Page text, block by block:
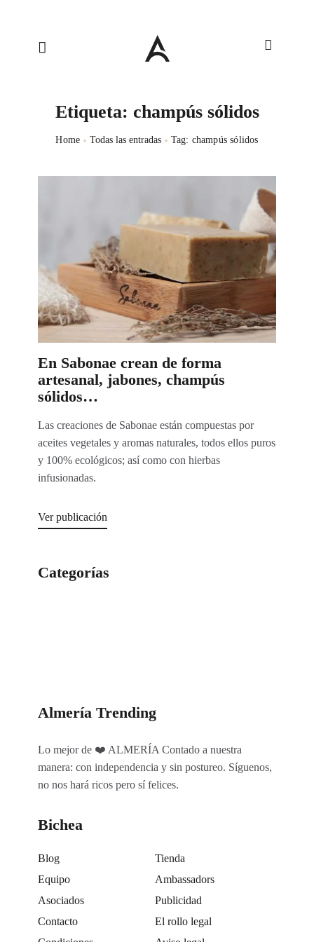
Etiqueta: champús sólidos
Home Todas las entradas Tag: champús sólidos
En Sabonae crean de forma
artesanal, jabones, champús
sólidos…
Las creaciones de Sabonae están compuestas por
aceites vegetales y aromas naturales, todos ellos puros
y 100% ecológicos; así como con hierbas
infusionadas.
Ver publicación
Categorías
Almería Trending
Lo mejor de ❤️ ALMERÍA Contado a nuestra
manera: con independencia y sin postureo. Síguenos,
no nos hará ricos pero sí felices.
Bichea
Blog
Tienda
Equipo
Ambassadors
Asociados
Publicidad
Contacto
El rollo legal